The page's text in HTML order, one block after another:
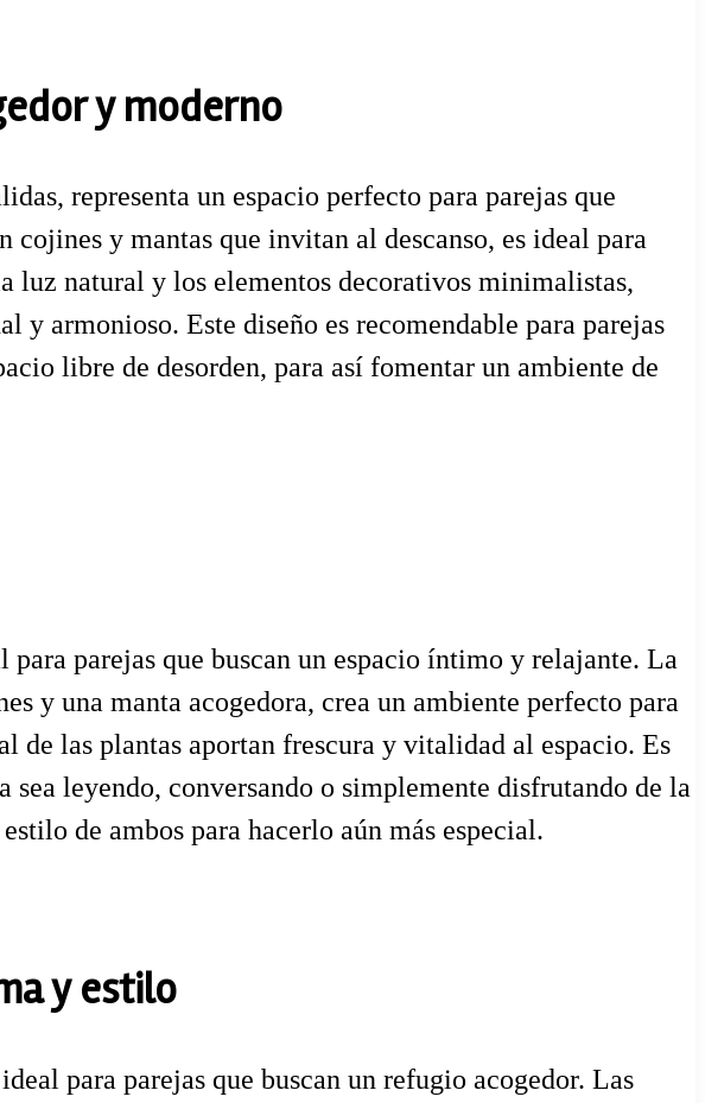
y moderno
representa un espacio perfecto para parejas que
y mantas que invitan al descanso, es ideal para
luz natural y los elementos decorativos minimalistas,
y armonioso. Este diseño es recomendable para parejas
libre de desorden, para así fomentar un ambiente de
parejas que buscan un espacio íntimo y relajante. La
y una manta acogedora, crea un ambiente perfecto para
de las plantas aportan frescura y vitalidad al espacio. Es
leyendo, conversando o simplemente disfrutando de la
de ambos para hacerlo aún más especial.
y estilo
para parejas que buscan un refugio acogedor. Las